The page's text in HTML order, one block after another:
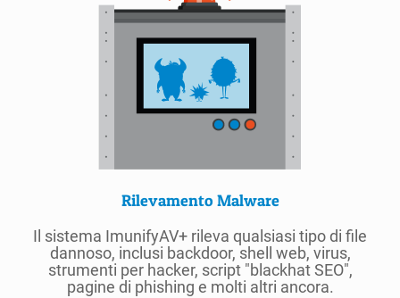
Rilevamento Malware
Il sistema ImunifyAV+ rileva qualsiasi tipo di file
dannoso, inclusi backdoor, shell web, virus,
strumenti per hacker, script "blackhat SEO",
pagine di phishing e molti altri ancora.